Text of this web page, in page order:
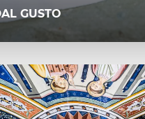
GUSTO